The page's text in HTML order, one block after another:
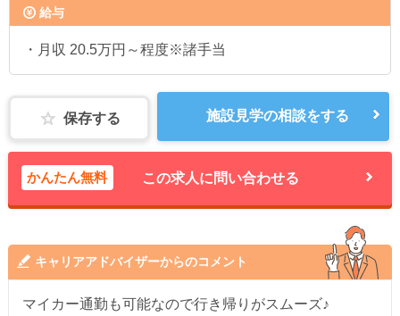
給与
・月収 20.5万円～程度※諸手当
保存する 施設見学の相談をする
かんたん無料 この求人に問い合わせる
キャリアアドバイザーからのコメント
マイカー通勤も可能なので行き帰りがスムーズ♪